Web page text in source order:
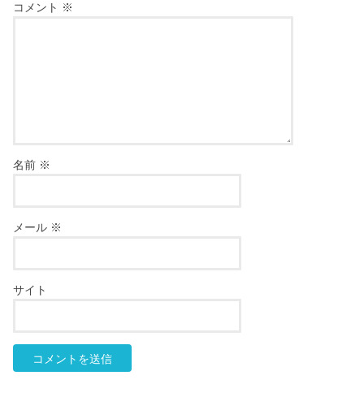
コメント ※
名前 ※
メール ※
サイト